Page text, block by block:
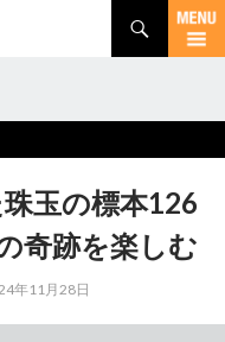
玉の標本126
奇跡を楽しむ
年11月28日